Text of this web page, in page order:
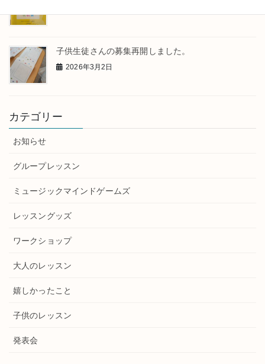
子供生徒さんの募集再開しました。
2026年3月2日
カテゴリー
お知らせ
グループレッスン
ミュージックマインドゲームズ
レッスングッズ
ワークショップ
大人のレッスン
嬉しかったこと
子供のレッスン
発表会